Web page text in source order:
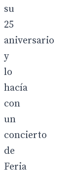
su
25
aniversario
y
lo
hacía
con
un
concierto
de
Feria